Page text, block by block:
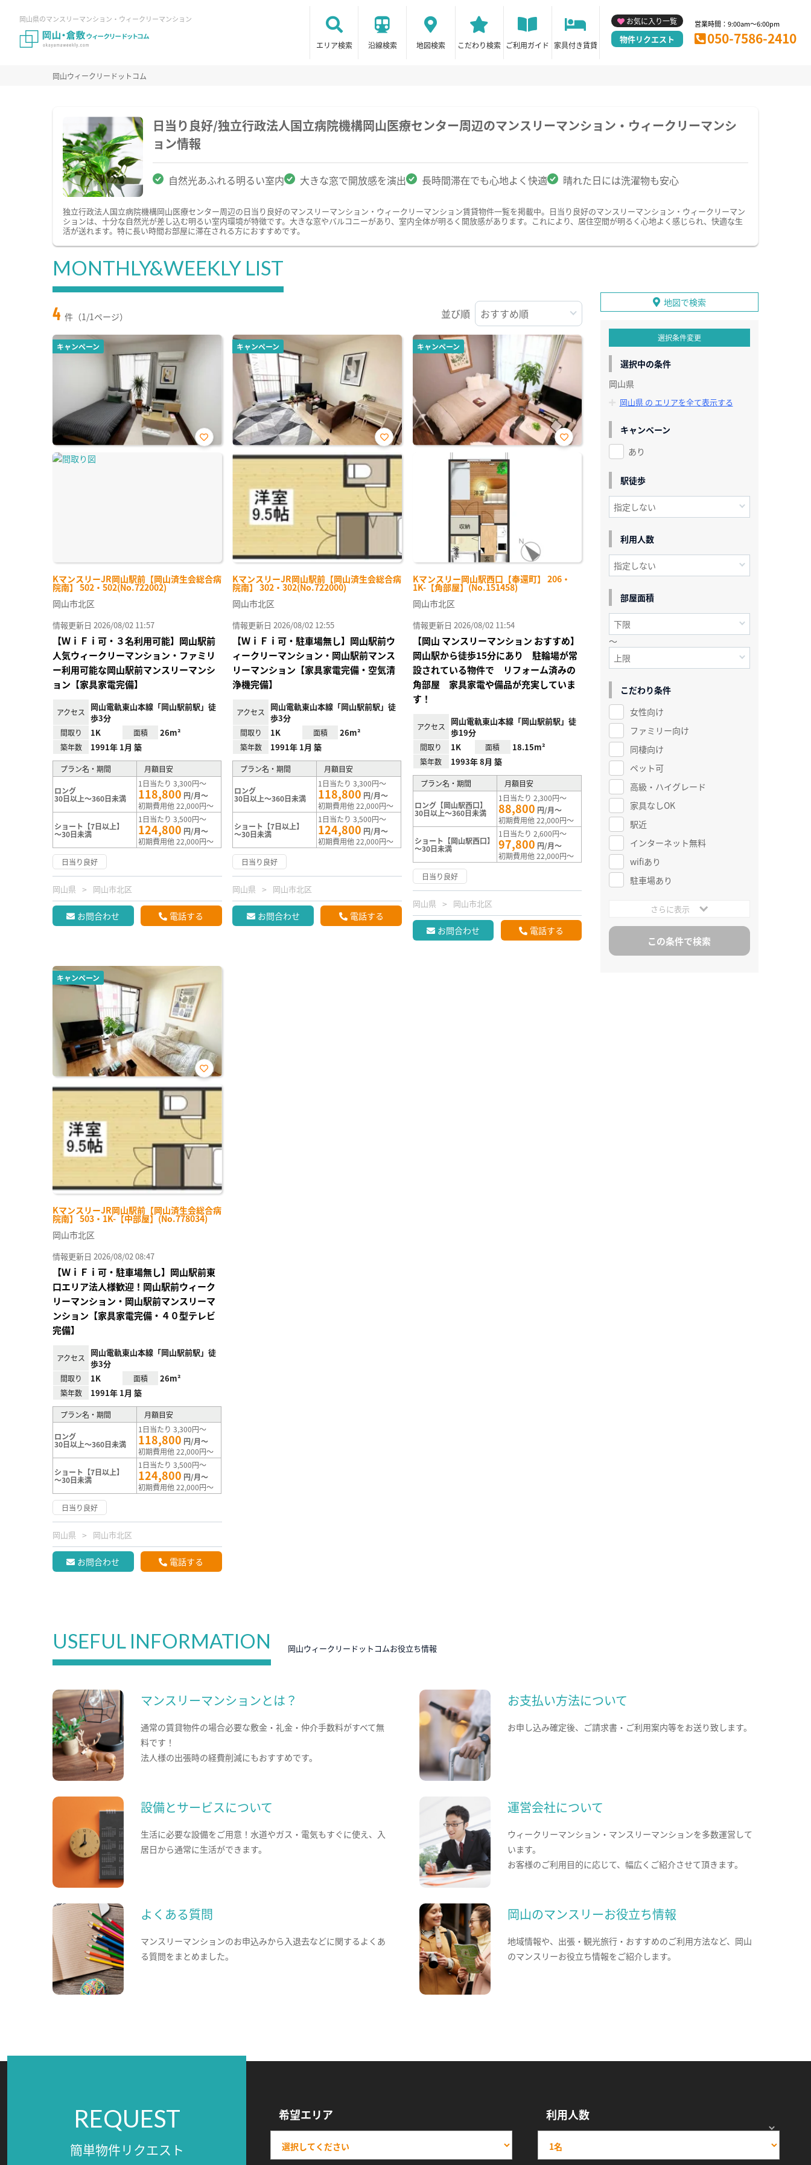
岡山県のマンスリーマンション・ウィークリーマンション
エリア検索 沿線検索 地図検索 こだわり検索 ご利用ガイド 家具付き賃貸
お気に入り一覧
物件リクエスト
営業時間：9:00am～6:00pm
050-7586-2410
岡山ウィークリードットコム
日当り良好/独立行政法人国立病院機構岡山医療センター周辺のマンスリーマンション・ウィークリーマンシ
ョン情報
自然光あふれる明るい室内 大きな窓で開放感を演出 長時間滞在でも心地よく快適 晴れた日には洗濯物も安心
独立行政法人国立病院機構岡山医療センター周辺の日当り良好のマンスリーマンション・ウィークリーマンション賃貸物件一覧を掲載中。日当り良好のマンスリーマンション・ウィークリーマン
ションは、十分な自然光が差し込む明るい室内環境が特徴です。大きな窓やバルコニーがあり、室内全体が明るく開放感があります。これにより、居住空間が明るく心地よく感じられ、快適な生
活が送れます。特に長い時間お部屋に滞在される方におすすめです。
MONTHLY&WEEKLY LIST
4 件（1/1ページ） 並び順
キャンペーン
KマンスリーJR岡山駅前【岡山済生会総合病
院南】 502・502(No.722002)
お気
岡山市北区
情報更新日 2026/08/02 11:57
【ＷｉＦｉ可・３名利用可能】岡山駅前
人気ウィークリーマンション・ファミリ
ー利用可能な岡山駅前マンスリーマンシ
ョン【家具家電完備】
アクセス
岡山電軌東山本線「岡山駅前駅」徒
歩3分
間取り 1K 面積 26m²
築年数 1991年 1月 築
プラン名・期間 月額目安
ロング
30日以上～360日未満
1日当たり 3,300円～
118,800 円/月～
初期費用他 22,000円～
ショート【7日以上】
～30日未満
1日当たり 3,500円～
124,800 円/月～
初期費用他 22,000円～
日当り良好
岡山県 岡山市北区
お問合わせ 電話する
キャンペーン
KマンスリーJR岡山駅前【岡山済生会総合病
院南】 302・302(No.722000)
お気
に入
岡山市北区
情報更新日 2026/08/02 12:55
【ＷｉＦｉ可・駐車場無し】岡山駅前ウ
ィークリーマンション・岡山駅前マンス
リーマンション【家具家電完備・空気清
浄機完備】
アクセス
岡山電軌東山本線「岡山駅前駅」徒
歩3分
間取り 1K 面積 26m²
築年数 1991年 1月 築
プラン名・期間 月額目安
ロング
30日以上～360日未満
1日当たり 3,300円～
118,800 円/月～
初期費用他 22,000円～
ショート【7日以上】
～30日未満
1日当たり 3,500円～
124,800 円/月～
初期費用他 22,000円～
日当り良好
岡山県 岡山市北区
お問合わせ 電話する
キャンペーン
Kマンスリー岡山駅西口【奉還町】 206・
1K-【角部屋】(No.151458)
お気
岡山市北区
情報更新日 2026/08/02 11:54
【岡山 マンスリーマンション おすすめ】
岡山駅から徒歩15分にあり 駐輪場が常
設されている物件で リフォーム済みの
角部屋 家具家電や備品が充実していま
す！
アクセス
岡山電軌東山本線「岡山駅前駅」徒
歩19分
間取り 1K 面積 18.15m²
築年数 1993年 8月 築
プラン名・期間 月額目安
ロング【岡山駅西口】
30日以上～360日未満
1日当たり 2,300円～
88,800 円/月～
初期費用他 22,000円～
ショート【岡山駅西口】
～30日未満
1日当たり 2,600円～
97,800 円/月～
初期費用他 22,000円～
日当り良好
岡山県 岡山市北区
お問合わせ 電話する
キャンペーン
KマンスリーJR岡山駅前【岡山済生会総合病
院南】 503・1K-【中部屋】(No.778034)
お気
に入
岡山市北区
情報更新日 2026/08/02 08:47
【ＷｉＦｉ可・駐車場無し】岡山駅前東
口エリア法人様歓迎！岡山駅前ウィーク
リーマンション・岡山駅前マンスリーマ
ンション【家具家電完備・４０型テレビ
完備】
アクセス
岡山電軌東山本線「岡山駅前駅」徒
歩3分
間取り 1K 面積 26m²
築年数 1991年 1月 築
プラン名・期間 月額目安
ロング
30日以上～360日未満
1日当たり 3,300円～
118,800 円/月～
初期費用他 22,000円～
ショート【7日以上】
～30日未満
1日当たり 3,500円～
124,800 円/月～
初期費用他 22,000円～
日当り良好
岡山県 岡山市北区
お問合わせ 電話する
地図で検索
選択条件変更
選択中の条件
岡山県
岡山県 の エリアを全て表示する
キャンペーン
あり
駅徒歩
利用人数
部屋面積
～
こだわり条件
女性向け
ファミリー向け
同棲向け
ペット可
高級・ハイグレード
家具なしOK
駅近
インターネット無料
wifiあり
駐車場あり
さらに表示
USEFUL INFORMATION 岡山ウィークリードットコムお役立ち情報
マンスリーマンションとは？
通常の賃貸物件の場合必要な敷金・礼金・仲介手数料がすべて無
料です！
法人様の出張時の経費削減にもおすすめです。
お支払い方法について
お申し込み確定後、ご請求書・ご利用案内等をお送り致します。
設備とサービスについて
生活に必要な設備をご用意！水道やガス・電気もすぐに使え、入
居日から通常に生活ができます。
運営会社について
ウィークリーマンション・マンスリーマンションを多数運営して
います。
お客様のご利用目的に応じて、幅広くご紹介させて頂きます。
よくある質問
マンスリーマンションのお申込みから入退去などに関するよくあ
る質問をまとめました。
岡山のマンスリーお役立ち情報
地域情報や、出張・観光旅行・おすすめのご利用方法など、岡山
のマンスリーお役立ち情報をご紹介します。
REQUEST
簡単物件リクエスト
希望エリア 利用人数